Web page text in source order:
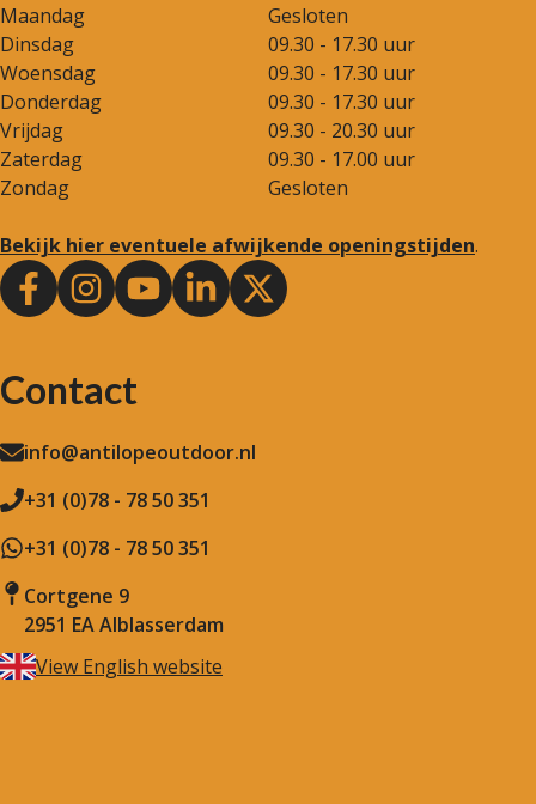
Maandag
Gesloten
Dinsdag
09.30 - 17.30 uur
Woensdag
09.30 - 17.30 uur
Donderdag
09.30 - 17.30 uur
Vrijdag
09.30 - 20.30 uur
Zaterdag
09.30 - 17.00 uur
Zondag
Gesloten
Bekijk hier eventuele afwijkende openingstijden.
Contact
info@antilopeoutdoor.nl
+31 (0)78 - 78 50 351
+31 (0)78 - 78 50 351
Cortgene 9
2951 EA Alblasserdam
View English website